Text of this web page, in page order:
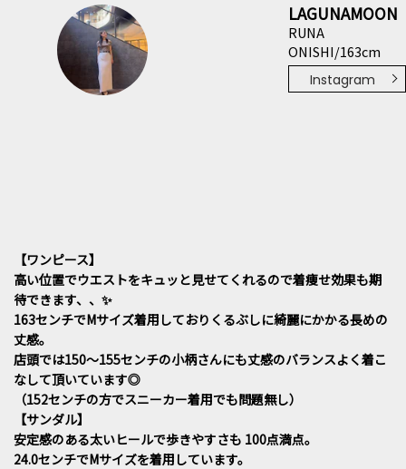
LAGUNAMOON
RUNA
ONISHI/163cm
Instagram
【ワンピース】
高い位置でウエストをキュッと見せてくれるので着痩せ効果も期
待できます、、✨
163センチでMサイズ着用しておりくるぶしに綺麗にかかる長めの
丈感。
店頭では150～155センチの小柄さんにも丈感のバランスよく着こ
なして頂いています◎
（152センチの方でスニーカー着用でも問題無し）
【サンダル】
安定感のある太いヒールで歩きやすさも 100点満点。
24.0センチでMサイズを着用しています。